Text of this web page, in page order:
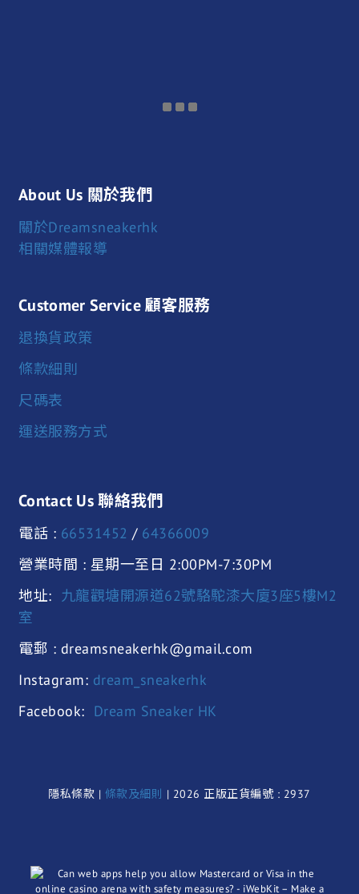
About Us 關於我們
關於Dreamsneakerhk
相關媒體報導
Customer Service 顧客服務
退換貨政策
條款細則
尺碼表
運送服務方式
Contact Us 聯絡我們
電話 : 66531452 / 64366009
營業時間 : 星期一至日 2:00PM-7:30PM
地址:
九龍觀塘開源道62號駱駝漆大廈3座5樓M2
室
電郵 : dreamsneakerhk@gmail.com
Instagram: dream_sneakerhk
Facebook: Dream Sneaker HK
隱私條款 | 條款及細則 | 2026 正版正貨編號 : 2937